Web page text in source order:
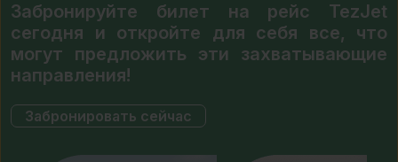
Забронируйте билет на рейс TezJet
сегодня и откройте для себя все, что
могут предложить эти захватывающие
направления!
Забронировать сейчас